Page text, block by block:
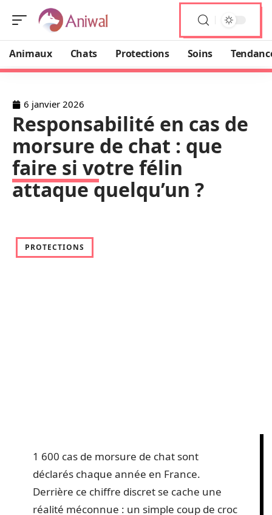
Animaux Chats Protections Soins
6 janvier 2026
Responsabilité en cas de
morsure de chat : que
faire si votre félin
attaque quelqu’un ?
PROTECTIONS
1 600 cas de morsure de chat sont
déclarés chaque année en France.
Derrière ce chiffre discret se cache une
réalité méconnue : un simple coup de croc